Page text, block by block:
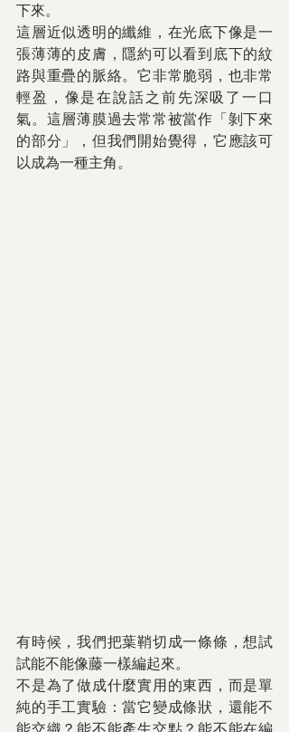
下來。
這層近似透明的纖維，在光底下像是一
張薄薄的皮膚，隱約可以看到底下的紋
路與重疊的脈絡。它非常脆弱，也非常
輕盈，像是在說話之前先深吸了一口
氣。這層薄膜過去常常被當作「剝下來
的部分」，但我們開始覺得，它應該可
以成為一種主角。
有時候，我們把葉鞘切成一條條，想試
試能不能像藤一樣編起來。
不是為了做成什麼實用的東西，而是單
純的手工實驗：當它變成條狀，還能不